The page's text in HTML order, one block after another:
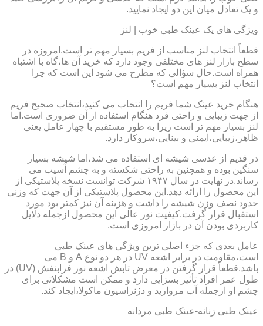
و یک تعادل میان این دو ایجاد نمایید.
ویژگی های یک عینک طبی خوب | لنز
قطعاً انتخاب لنز مناسب از فریم بسیار مهم تر است.امروزه در
سطح بازار لنز های مختلفی وجود دارد که خرید آن ها،گاه با اشتباه
همراه است.حال سؤالی که مطرح می شود این است که چرا
انتخاب لنز بسیار مهم است؟
هنگام خرید عینک شما فریم را انتخاب می کنید،انتخاب صحیح فریم
از جهت زیبایی و راحتی فرد هنگام استفاده از آن ضروری است.اما
لنز بسیار مهم تر است زیرا به طور مستقیم با چهار عامل یعنی
ظاهر،زیبایی،ایمنی و بینایی،سروکار دارد.
در قدیم از عدسی شیشه ای استفاده می شد،اما شیشه بسیار
سنگین بوده و همچنین به راحتی شکسته و به چشم آسیب می
رساند.در نهایت در سال ۱۹۴۷ شرکت توانست نسخه پلاستیکی از
این محصول را ارائه دهد.این محصول پلاستیکی از آن جهت که وزنی
حدود نصف وزن شیشه را داشت و هزینه آن نیز کمتر بود مورد
استقبال قرار گرفت.کیفیت نور عالی این محصول ازجمله دلایل
کاربردی بودن آن در بازار امروزی است.
عامل بعدی که جزء اصلی ترین ویژگی های عینک طبی
است،مقاومت در برابر اشعه UV در هر دو نوع A و B می
باشد.قطعاً قرار گرفتن در معرض تابش اشعه نور فرابنفش (UV) در
طول عمر افراد تأثیر بسزایی دارد و ممکن است مشکلاتی برای
چشم او ازجمله آب مروارید و دژنراسیون ماکولا،ایجاد کند.
عینک طبی زنانه-عینک طبی مردانه